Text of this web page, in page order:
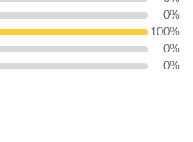
0%
100%
0%
0%